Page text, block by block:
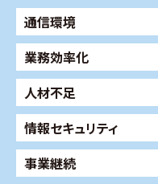
通信環境
業務効率化
人材不足
情報セキュリティ
事業継続